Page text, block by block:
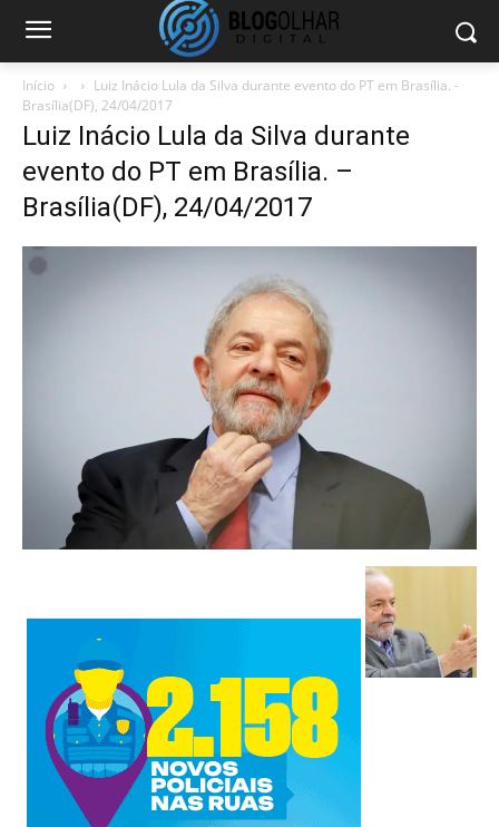
Início
Luiz Inácio Lula da Silva durante evento do PT em Brasília. -
Brasília(DF), 24/04/2017
Luiz Inácio Lula da Silva durante
evento do PT em Brasília. –
Brasília(DF), 24/04/2017